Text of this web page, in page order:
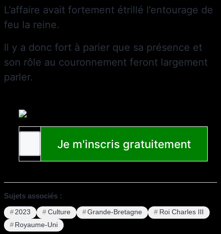
L’affaire avait fortement étrillé l’entourage de
feu la reine.
Il y a donc fort à parier que sa présence et
son rôle au couronnement feront largement
parler.
Sujets associés :
2023 Culture Grande-Bretagne
Roi Charles III
Royaume-Uni